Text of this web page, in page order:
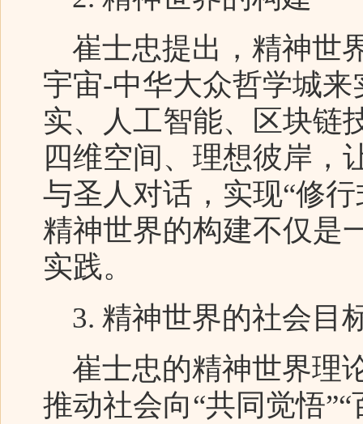
崔士忠提出，精神世
宇宙-中华大众哲学城
实、人工智能、区块链
四维空间、理想彼岸，
与圣人对话，实现“修
精神世界的构建不仅是
实践。
3. 精神世界的社会目
崔士忠的精神世界理
推动社会向“共同觉悟